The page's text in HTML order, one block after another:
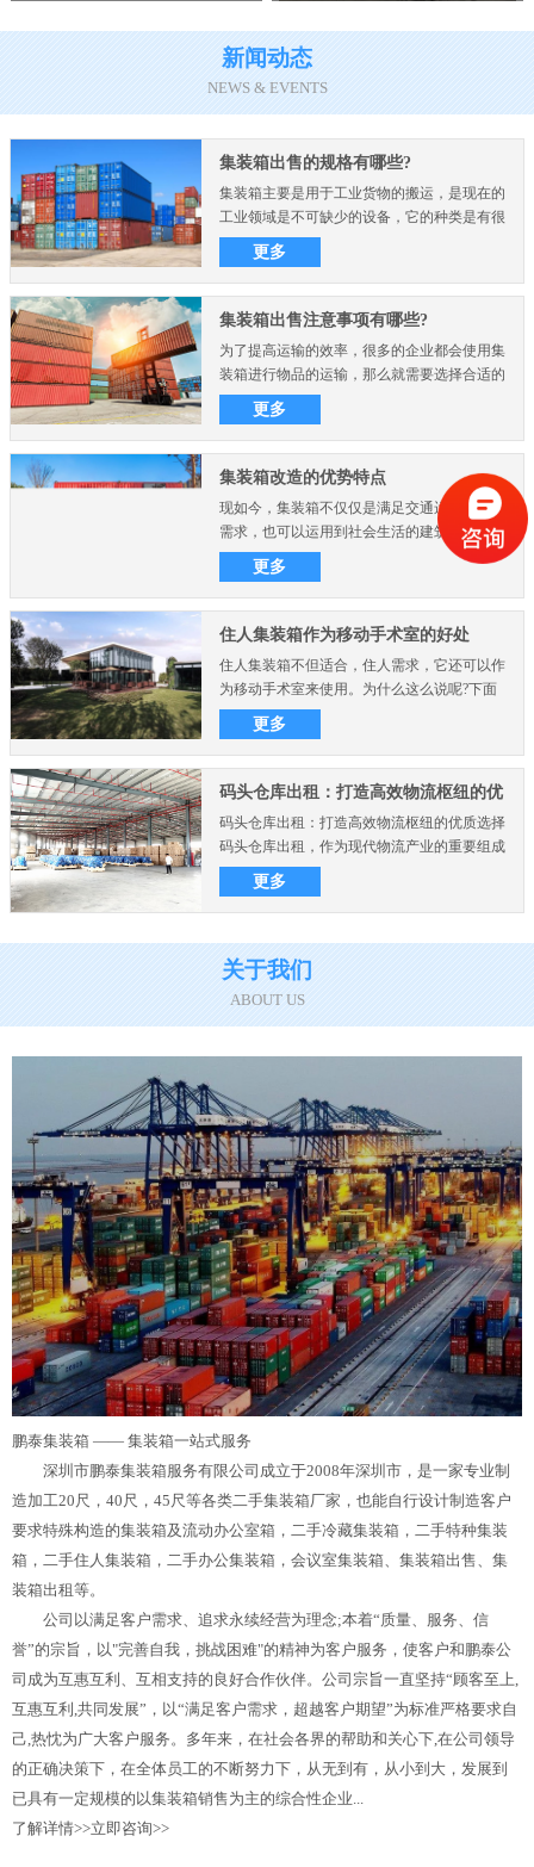
新闻动态
NEWS & EVENTS
集装箱出售的规格有哪些?
集装箱主要是用于工业货物的搬运，是现在的
工业领域是不可缺少的设备，它的种类是有很
多的，而且不同的尺..
更多
集装箱出售注意事项有哪些?
为了提高运输的效率，很多的企业都会使用集
装箱进行物品的运输，那么就需要选择合适的
集装箱，在集装箱出..
更多
集装箱改造的优势特点
现如今，集装箱不仅仅是满足交通运输的物流
需求，也可以运用到社会生活的建筑物中，比
如集装箱房屋别墅、..
更多
住人集装箱作为移动手术室的好处
住人集装箱不但适合，住人需求，它还可以作
为移动手术室来使用。为什么这么说呢?下面
想要了解可以来看看..
更多
码头仓库出租：打造高效物流枢纽的优
质选择
码头仓库出租：打造高效物流枢纽的优质选择
码头仓库出租，作为现代物流产业的重要组成
部分，在商业和制造业..
更多
关于我们
ABOUT US
鹏泰集装箱 —— 集装箱一站式服务
深圳市鹏泰集装箱服务有限公司成立于2008年深圳市，是一家专业制
造加工20尺，40尺，45尺等各类二手集装箱厂家，也能自行设计制造客户
要求特殊构造的集装箱及流动办公室箱，二手冷藏集装箱，二手特种集装
箱，二手住人集装箱，二手办公集装箱，会议室集装箱、集装箱出售、集
装箱出租等。
公司以满足客户需求、追求永续经营为理念;本着“质量、服务、信
誉”的宗旨，以"完善自我，挑战困难"的精神为客户服务，使客户和鹏泰公
司成为互惠互利、互相支持的良好合作伙伴。公司宗旨一直坚持“顾客至上,
互惠互利,共同发展”，以“满足客户需求，超越客户期望”为标准严格要求自
己,热忱为广大客户服务。多年来，在社会各界的帮助和关心下,在公司领导
的正确决策下，在全体员工的不断努力下，从无到有，从小到大，发展到
已具有一定规模的以集装箱销售为主的综合性企业...
了解详情>>立即咨询>>